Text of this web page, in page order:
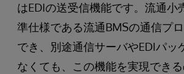
はEDIの送受信機能です。流通小
準仕様である流通BMSの通信プ
でき、別途通信サーバやEDIパッ
なくても、この機能を実現でき